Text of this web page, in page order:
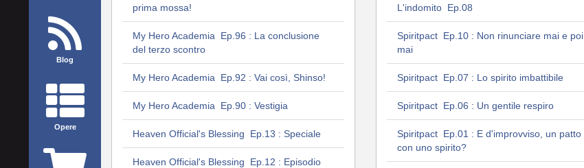
Blog
Opere
prima mossa!
My Hero Academia Ep.96 : La conclusione
del terzo scontro
My Hero Academia Ep.92 : Vai così, Shinso!
My Hero Academia Ep.90 : Vestigia
Heaven Official's Blessing Ep.13 : Speciale
Heaven Official's Blessing Ep.12 : Episodio
L'indomito Ep.08
Spiritpact Ep.10 : Non rinunciare mai e poi
mai
Spiritpact Ep.07 : Lo spirito imbattibile
Spiritpact Ep.06 : Un gentile respiro
Spiritpact Ep.01 : E d'improvviso, un patto
con uno spirito?